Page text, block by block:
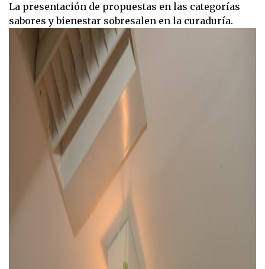
La presentación de propuestas en las categorías
sabores y bienestar sobresalen en la curaduría.